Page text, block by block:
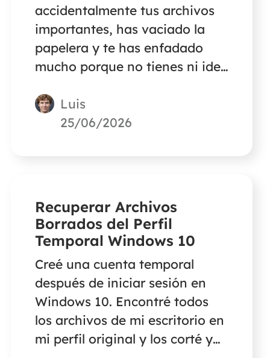
accidentalmente tus archivos
importantes, has vaciado la
papelera y te has enfadado
mucho porque no tienes ni idea
preocupes y siéntete tranquilo.
Este post te proporcionará una
Luis
25/06/2026
Recuperar Archivos
Borrados del Perfil
Temporal Windows 10
Creé una cuenta temporal
después de iniciar sesión en
Windows 10. Encontré todos
los archivos de mi escritorio en
mi perfil original y los corté y